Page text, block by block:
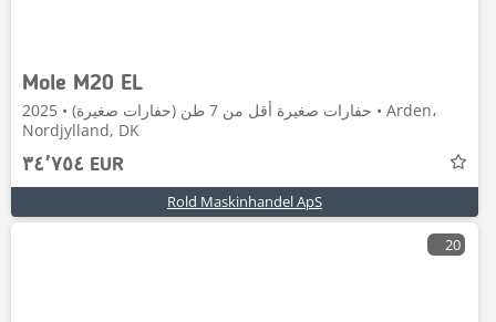
Mole M20 EL
حفارات صغيرة أقل من 7 طن (حفارات صغيرة) • 2025 • Arden،
Nordjylland, DK
٣٤٬٧٥٤ EUR
Rold Maskinhandel ApS
20